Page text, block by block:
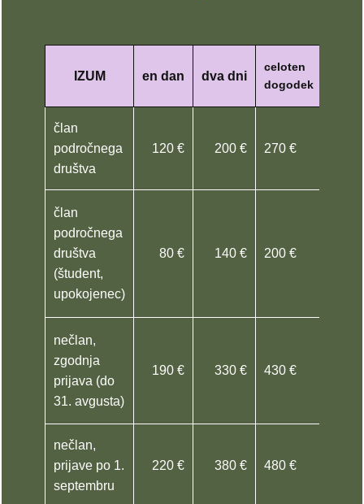
IZUM en dan dva dni
celoten
dogodek
član
področnega
društva
120 € 200 € 270 €
član
področnega
društva
(študent,
upokojenec)
80 € 140 € 200 €
nečlan,
zgodnja
prijava (do
31. avgusta)
190 € 330 € 430 €
nečlan,
prijave po 1.
septembru
220 € 380 € 480 €